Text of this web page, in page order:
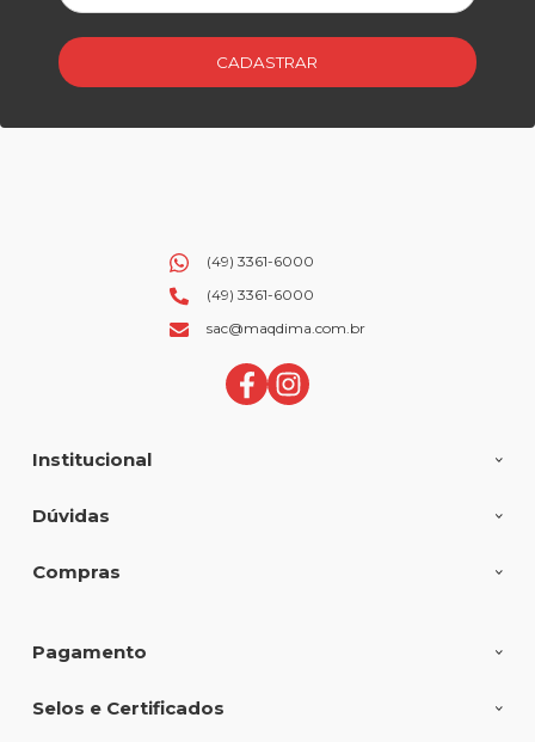
CADASTRAR
Institucional
Dúvidas
Compras
(49) 3361-6000
(49) 3361-6000
sac@maqdima.com.br
Pagamento
Selos e Certificados